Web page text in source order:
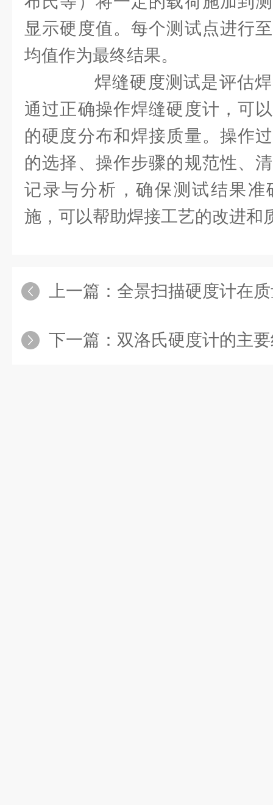
显示硬度值。每个测试点进行
均值作为最终结果。
焊缝硬度测试是评估焊
通过正确操作焊缝硬度计，可
的硬度分布和焊接质量。操作
的选择、操作步骤的规范性、
记录与分析，确保测试结果准
施，可以帮助焊接工艺的改进和
上一篇： 全景扫描硬度计在
下一篇： 双洛氏硬度计的主